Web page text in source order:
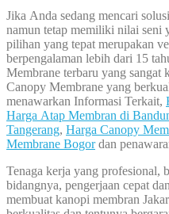
Jika Anda sedang mencari
namun tetap memiliki nilai seni
pilihan yang tepat merupakan
berpengalaman lebih dari 15
Membrane terbaru yang sangat
Canopy Membrane yang
menawarkan Informasi Terkait,
Harga Atap Membran di
Tangerang, Harga Canopy
Membrane Bogordan
Tenaga kerja yang profesional,
bidangnya, pengerjaan cepat
membuat kanopi membran